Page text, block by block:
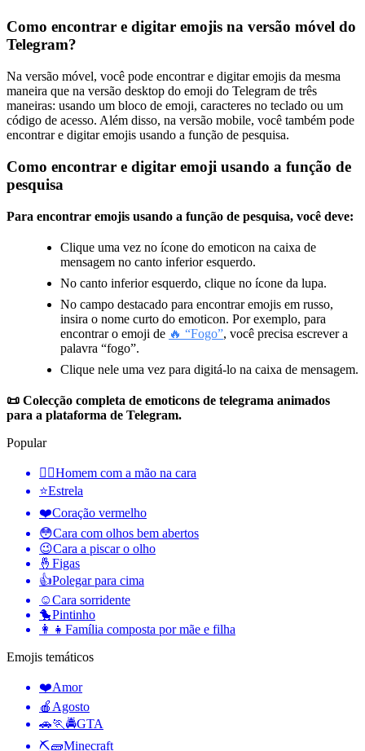
Como encontrar e digitar emojis na versão móvel do
Telegram?
Na versão móvel, você pode encontrar e digitar emojis da mesma
maneira que na versão desktop do emoji do Telegram de três
maneiras: usando um bloco de emoji, caracteres no teclado ou um
código de acesso. Além disso, na versão mobile, você também pode
encontrar e digitar emojis usando a função de pesquisa.
Como encontrar e digitar emoji usando a função de
pesquisa
Para encontrar emojis usando a função de pesquisa, você deve:
Clique uma vez no ícone do emoticon na caixa de
mensagem no canto inferior esquerdo.
No canto inferior esquerdo, clique no ícone da lupa.
No campo destacado para encontrar emojis em russo,
insira o nome curto do emoticon. Por exemplo, para
encontrar o emoji de 🔥 “Fogo”, você precisa escrever a
palavra “fogo”.
Clique nele uma vez para digitá-lo na caixa de mensagem.
📜 Colecção completa de emoticons de telegrama animados
para a plataforma de Telegram.
Popular
🤦‍♂️Homem com a mão na cara
⭐Estrela
❤️Coração vermelho
😳Cara com olhos bem abertos
😉Cara a piscar o olho
🤞 Figas
👍Polegar para cima
☺️Cara sorridente
🐤Pintinho
👩‍👧 Família composta por mãe e filha
Emojis temáticos
❤️Amor
🍎 Agosto
🚗🏃🚔GTA
⛏🧱Minecraft